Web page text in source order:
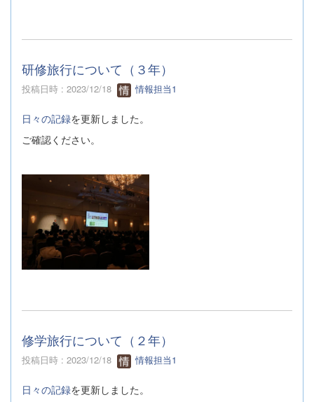
研修旅行について（３年）
投稿日時 : 2023/12/18 情報担当1
日々の記録を更新しました。
ご確認ください。
修学旅行について（２年）
投稿日時 : 2023/12/18 情報担当1
日々の記録を更新しました。